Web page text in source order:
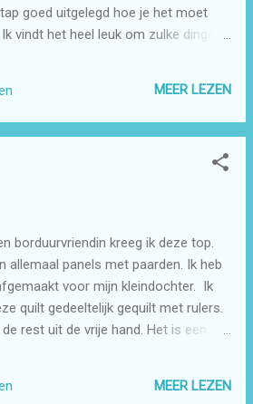
goed uitgelegd hoe je het moet
vindt het heel leuk om zulke dingen
Dat is nog wel even een dingetje.
is me wel weer gelukt. Ik ben er
MEER LEZEN
borduurvriendin kreeg ik deze top.
allemaal panels met paarden. Ik heb
voor mijn kleindochter. Ik
quilt gedeeltelijk gequilt met rulers.
rest uit de vrije hand. Het is een
is er blij mee die houdt wel van
MEER LEZEN